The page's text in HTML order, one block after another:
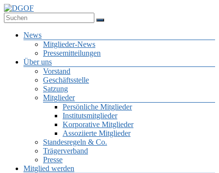
Zum
Inhalt
springen
Deutsche Gesellschaft für Online-Forschung e.V.
Menü
News
Mitglieder-News
Pressemitteilungen
Über uns
Vorstand
Geschäftsstelle
Satzung
Mitglieder
Persönliche Mitglieder
Institutsmitglieder
Korporative Mitglieder
Assoziierte Mitglieder
Standesregeln & Co.
Trägerverband
Presse
Mitglied werden